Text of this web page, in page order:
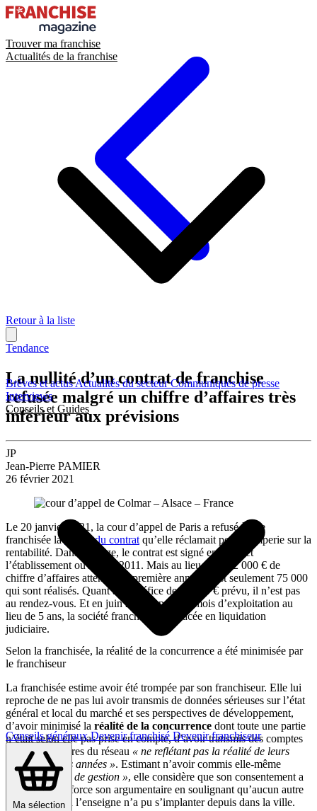
Trouver ma franchise
Actualités de la franchise
Brèves et actusActualités du secteurCommuniqués de presse
Interviews
Conseils et Guides
Conseils générauxDevenir franchisé Devenir franchiseur
Ma sélection
Retour à la liste
Tendance
La nullité d’un contrat de franchise
refusée malgré un chiffre d’affaires très
inférieur aux prévisions
JP
Jean-Pierre PAMIER
26 février 2021
Le 20 janvier 2021, la cour d’appel de Paris a refusé à une
franchisée la
nullité du contrat qu’elle réclamait pour tromperie sur la
rentabilité. Dans ce litige, le contrat est signé en 2010 et
l’établissement ouvert en 2011. Mais au lieu des 142 000 € de
chiffre d’affaires attendus la première année, c’est seulement 75 000
qui sont réalisés. Quant au bénéfice de 11 200 € prévu, il n’est pas
au rendez-vous. Et en juin 2013, après 26 mois d’exploitation au
lieu de 5 ans, la société franchisée est placée en liquidation
judiciaire.
Selon la franchisée, la réalité de la concurrence a été minimisée par
le franchiseur
La franchisée estime avoir été trompée par son franchiseur. Elle lui
reproche de ne pas lui avoir transmis de données sérieuses sur l’état
général et local du marché et ses perspectives de développement,
d’avoir minimisé la réalité de la concurrence dont toute une partie
n’était selon elle pas prise en compte, d’avoir transmis des comptes
d’autres membres du réseau « ne reflétant pas la réalité de leurs
deux premières années ». Estimant n’avoir commis elle-même
« aucune faute de gestion », elle considère que son consentement a
été vicié et renforce son argumentaire en soulignant qu’aucun autre
établissement à l’enseigne n’a pu s’implanter depuis dans la ville.